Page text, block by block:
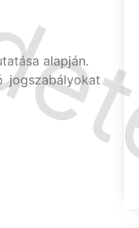
alapján.
jogszabályokat